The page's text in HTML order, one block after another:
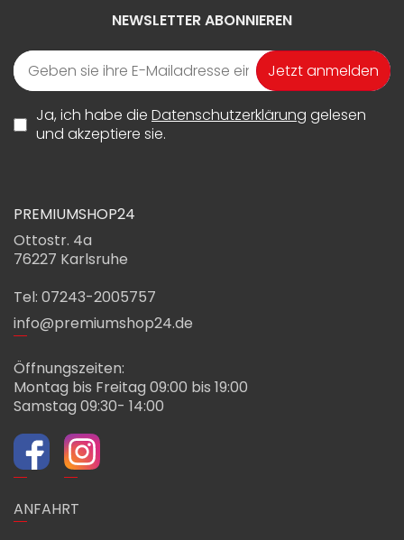
NEWSLETTER ABONNIEREN
Jetzt anmelden
Ja, ich habe die Datenschutzerklärung gelesen
und akzeptiere sie.
PREMIUMSHOP24
Ottostr. 4a
76227 Karlsruhe
Tel: 07243-2005757
info@premiumshop24.de
Öffnungszeiten:
Montag bis Freitag 09:00 bis 19:00
Samstag 09:30- 14:00
ANFAHRT